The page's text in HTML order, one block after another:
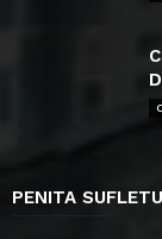
PENITA